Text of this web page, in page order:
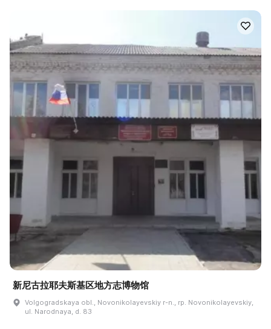
新尼古拉耶夫斯基区地方志博物馆
Volgogradskaya obl., Novonikolayevskiy r-n., rp. Novonikolayevskiy,
ul. Narodnaya, d. 83